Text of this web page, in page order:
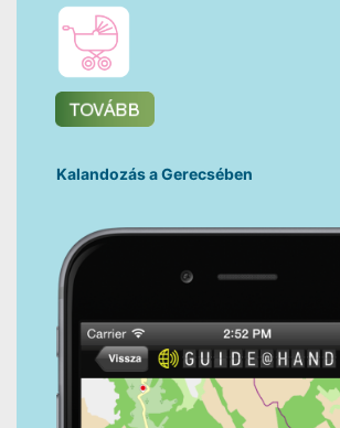
Kalandozás a Gerecsében